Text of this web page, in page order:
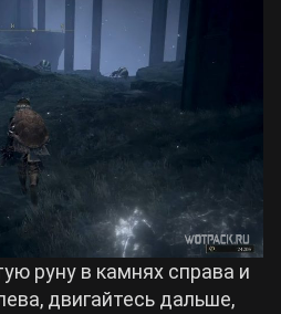
руну в камнях справа и
двигайтесь дальше,